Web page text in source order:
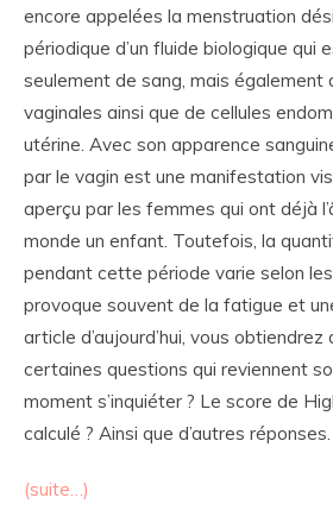
encore appelées la menstruation
périodique d’un fluide biologique qui
seulement de sang, mais également
vaginales ainsi que de cellules
utérine. Avec son apparence
par le vagin est une manifestation
aperçu par les femmes qui ont déjà
monde un enfant. Toutefois, la
pendant cette période varie selon
provoque souvent de la fatigue et
article d’aujourd’hui, vous
certaines questions qui reviennent
moment s’inquiéter ? Le score de
calculé ? Ainsi que d’autres réponses.
(suite…)